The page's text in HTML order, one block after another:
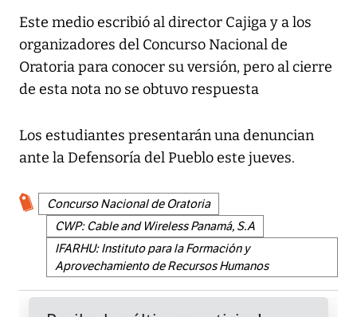
Este medio escribió al director Cajiga y a los
organizadores del Concurso Nacional de
Oratoria para conocer su versión, pero al cierre
de esta nota no se obtuvo respuesta
Los estudiantes presentarán una denuncian
ante la Defensoría del Pueblo este jueves.
Concurso Nacional de Oratoria
CWP: Cable and Wireless Panamá, S.A
IFARHU: Instituto para la Formación y
Aprovechamiento de Recursos Humanos